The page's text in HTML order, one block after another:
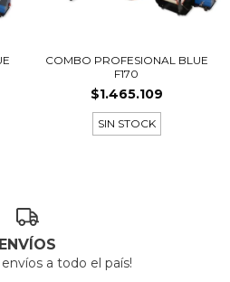
COMBO PROFESIONAL BLUE
F170
$1.465.109
SIN STOCK
ENVÍOS
envíos a todo el país!